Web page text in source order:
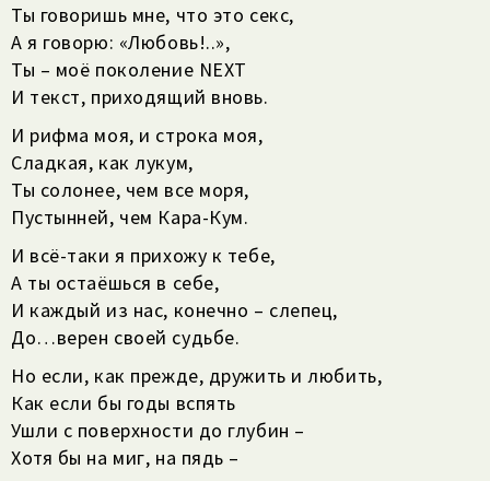
Ты говоришь мне, что это секс,
А я говорю: «Любовь!..»,
Ты – моё поколение NEXT
И текст, приходящий вновь.
И рифма моя, и строка моя,
Сладкая, как лукум,
Ты солонее, чем все моря,
Пустынней, чем Кара-Кум.
И всё-таки я прихожу к тебе,
А ты остаёшься в себе,
И каждый из нас, конечно – слепец,
До…верен своей судьбе.
Но если, как прежде, дружить и любить,
Как если бы годы вспять
Ушли с поверхности до глубин –
Хотя бы на миг, на пядь –